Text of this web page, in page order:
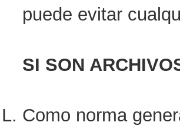
puede evitar
SI SON
Como norma